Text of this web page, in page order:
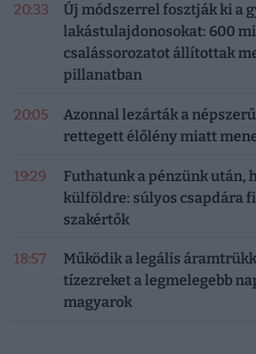
20:33
Új módszerrel fosztják ki a
lakástulajdonosokat: 600
csalássorozatot állítottak
pillanatban
20:05
Azonnal lezárták a
rettegett élőlény miatt
19:29
Futhatunk a pénzünk után,
külföldre: súlyos csapdára
szakértők
18:57
Működik a legális
tízezreket a legmelegebb
magyarok